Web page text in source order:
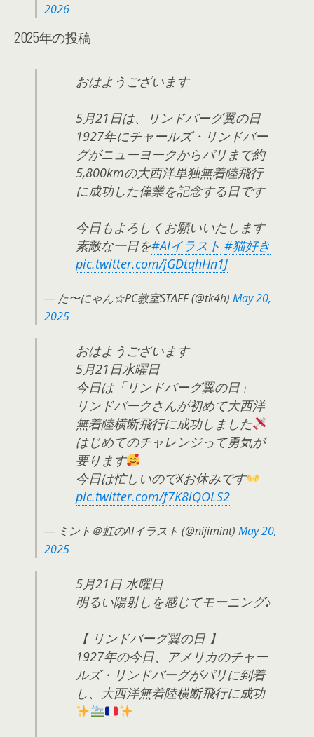
2026
2025年の投稿
おはようございます
5月21日は、リンドバーグ翼の日
1927年にチャールズ・リンドバー
グがニューヨークからパリまで約
5,800kmの大西洋単独無着陸飛行
に成功した偉業を記念する日です
今日もよろしくお願いいたします
素敵な一日を#AIイラスト #猫好き
pic.twitter.com/jGDtqhHn1J
— た〜にゃん☆PC教室STAFF (@tk4h) May 20,
2025
おはようございます
5月21日水曜日
今日は「リンドバーグ翼の日」
リンドバークさんが初めて大西洋
無着陸横断飛行に成功しました
はじめてのチャレンジって勇気が
要ります
今日は忙しいのでXお休みです
pic.twitter.com/f7K8lQOLS2
— ミント＠虹のAIイラスト (@nijimint) May 20,
2025
5月21日 水曜日
明るい陽射しを感じてモーニング♪
【 リンドバーグ翼の日 】
1927年の今日、アメリカのチャー
ルズ・リンドバーグがパリに到着
し、大西洋無着陸横断飛行に成功